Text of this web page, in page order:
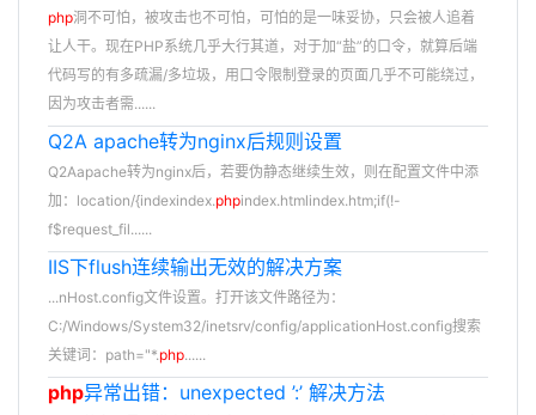
php洞不可怕，被攻击也不可怕，可怕的是一味妥协，只会被人追着
让人干。现在PHP系统几乎大行其道，对于加“盐”的口令，就算后端
代码写的有多疏漏/多垃圾，用口令限制登录的页面几乎不可能绕过，
因为攻击者需......
Q2A apache转为nginx后规则设置
Q2Aapache转为nginx后，若要伪静态继续生效，则在配置文件中添
加：location/{indexindex.phpindex.htmlindex.htm;if(!-
f$request_fil......
IIS下flush连续输出无效的解决方案
...nHost.config文件设置。打开该文件路径为：
C:/Windows/System32/inetsrv/config/applicationHost.config搜索
关键词：path="*.php......
php异常出错：unexpected ’:’ 解决方法